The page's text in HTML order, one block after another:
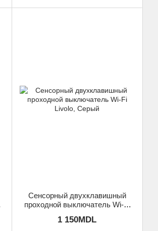
Сенсорный двухклавишный
проходной выключатель Wi-Fi
1 150MDL